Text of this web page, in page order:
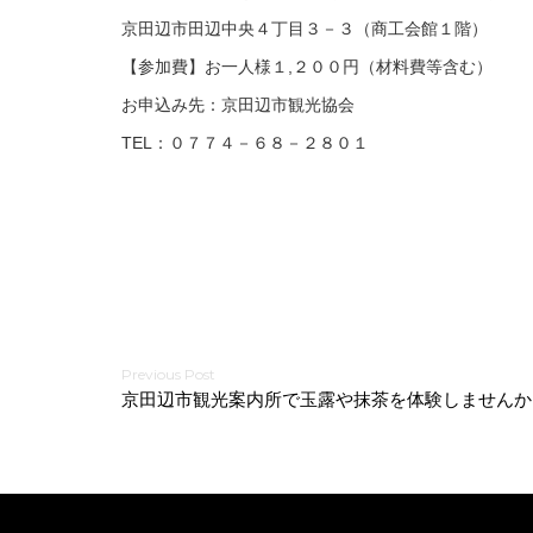
京田辺市田辺中央４丁目３－３（商工会館１階）
【参加費】お一人様１,２００円（材料費等含む）
お申込み先：京田辺市観光協会
TEL：０７７４－６８－２８０１
投
稿
ビ
京田辺市観光案内所で玉露や抹茶を体験しませんか